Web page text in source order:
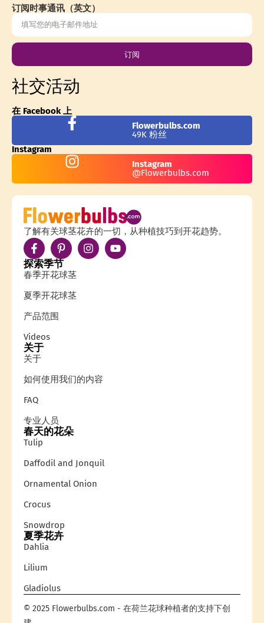
订阅时事通讯（英文）
订阅
社交活动
在 Facebook 上
Flowerbulbs.com
49K 粉丝
Instagram
Instagram
@Flowerbulbs.com
了解有关球茎花卉的一切，从种植技巧到开花趋势。
探索季节
春季开花球茎
夏季开花球茎
产品范围
Videos
关于
关于
如何使用我们的内容
FAQ
专业人员
春天的花朵
Tulip
Daffodil and Jonquil
Ornamental Onion
Crocus
Snowdrop
夏季花卉
Dahlia
Lilium
Gladiolus
© 2025 Flowerbulbs.com - 在荷兰花球种植者的支持下创